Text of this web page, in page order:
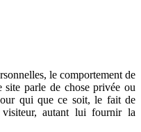
le comportement de
parle de chose privée ou
qui que ce soit, le fait de
autant lui fournir la